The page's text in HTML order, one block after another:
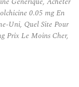
0.05 mg En
Uni, Quel Site Pour
Prix Le Moins Cher,